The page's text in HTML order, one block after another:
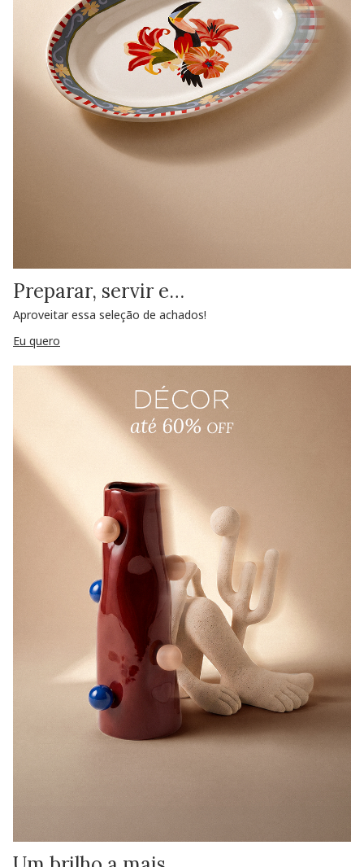
Preparar, servir e…
Aproveitar essa seleção de achados!
Eu quero